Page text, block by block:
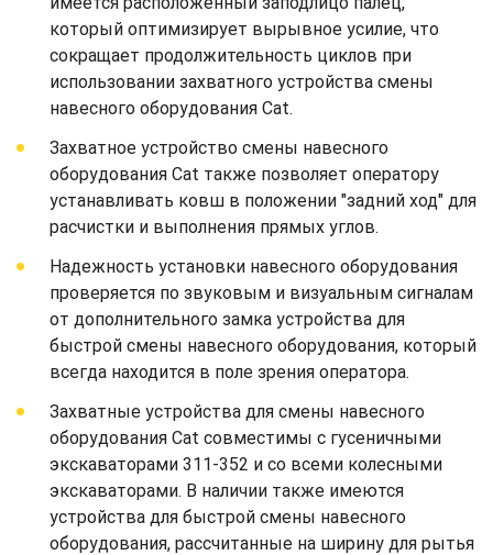
который оптимизирует вырывное усилие, что
сокращает продолжительность циклов при
использовании захватного устройства смены
навесного оборудования Cat.
Захватное устройство смены навесного
оборудования Cat также позволяет оператору
устанавливать ковш в положении "задний ход" для
расчистки и выполнения прямых углов.
Надежность установки навесного оборудования
проверяется по звуковым и визуальным сигналам
от дополнительного замка устройства для
быстрой смены навесного оборудования, который
всегда находится в поле зрения оператора.
Захватные устройства для смены навесного
оборудования Cat совместимы с гусеничными
экскаваторами 311-352 и со всеми колесными
экскаваторами. В наличии также имеются
устройства для быстрой смены навесного
оборудования, рассчитанные на ширину для рытья